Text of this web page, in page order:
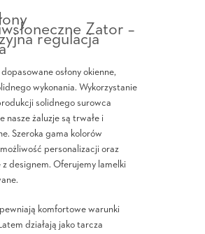
Zator –
regulacja
dopasowane osłony okienne,
wykonania. Wykorzystanie
solidnego surowca
nasze żaluzje są trwałe i
Szeroka gama kolorów
personalizacji oraz
designem. Oferujemy lamelki
komfortowe warunki
działają jako tarcza